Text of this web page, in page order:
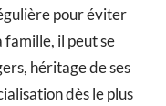
pour éviter
famille, il peut se
héritage de ses
dès le plus